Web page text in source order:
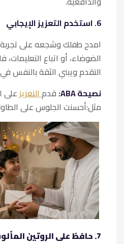
6. استخدم التعزيز الإيجابي
امدح طفلك وشجعه على
الضوضاء، أو اتباع التعليمات،
التقدم ويبني الثقة بالنفس
نصيحة ABA:
قدمالتعزيز على
مثل:أحسنت الجلوس على
7. حافظ على الروتين المألوف كلما أمكن ذلك